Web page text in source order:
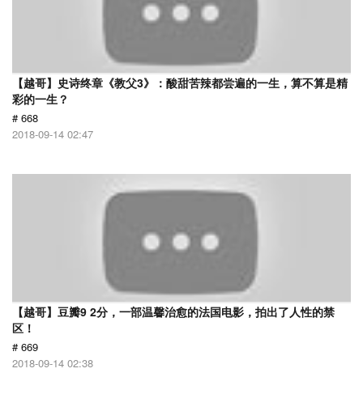
【越哥】史诗终章《教父3》：酸甜苦辣都尝遍的一生，算不算是精
彩的一生？
# 668
2018-09-14 02:47
【越哥】豆瓣9 2分，一部温馨治愈的法国电影，拍出了人性的禁
区！
# 669
2018-09-14 02:38